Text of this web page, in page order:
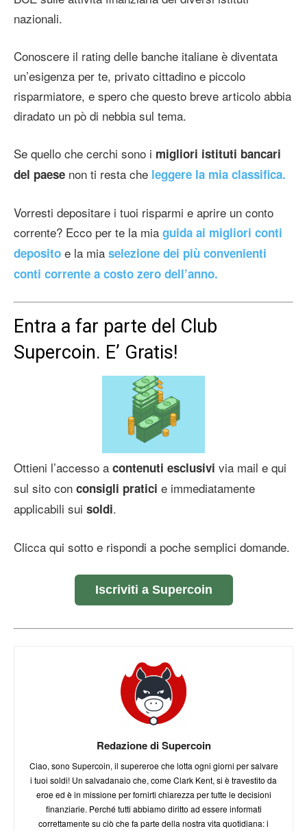
nazionali.
Conoscere il rating delle banche italiane è diventata
un’esigenza per te, privato cittadino e piccolo
risparmiatore, e spero che questo breve articolo abbia
diradato un pò di nebbia sul tema.
Se quello che cerchi sono i migliori istituti bancari
del paese non ti resta che leggere la mia classifica.
Vorresti depositare i tuoi risparmi e aprire un conto
corrente? Ecco per te la mia guida ai migliori conti
deposito e la mia selezione dei più convenienti
conti corrente a costo zero dell’anno.
Entra a far parte del Club
Supercoin. E’ Gratis!
Ottieni l’accesso a contenuti esclusivi via mail e qui
sul sito con consigli pratici e immediatamente
applicabili sui soldi.
Clicca qui sotto e rispondi a poche semplici domande.
Iscriviti a Supercoin
Redazione di Supercoin
Ciao, sono Supercoin, il supereroe che lotta ogni giorni per salvare
i tuoi soldi! Un salvadanaio che, come Clark Kent, si è travestito da
eroe ed è in missione per fornirti chiarezza per tutte le decisioni
finanziarie. Perché tutti abbiamo diritto ad essere informati
correttamente su ciò che fa parte della nostra vita quotidiana: i